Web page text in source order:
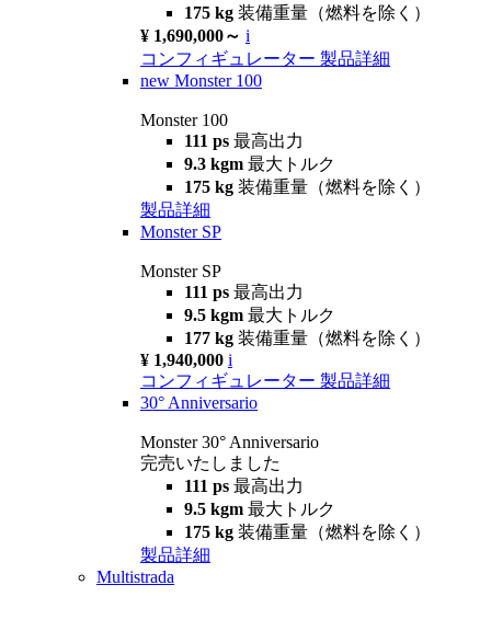
175 kg 装備重量（燃料を除く）
¥ 1,690,000～ i
コンフィギュレーター 製品詳細
new Monster 100
Monster 100
111 ps 最高出力
9.3 kgm 最大トルク
175 kg 装備重量（燃料を除く）
製品詳細
Monster SP
Monster SP
111 ps 最高出力
9.5 kgm 最大トルク
177 kg 装備重量（燃料を除く）
¥ 1,940,000 i
コンフィギュレーター 製品詳細
30° Anniversario
Monster 30° Anniversario
完売いたしました
111 ps 最高出力
9.5 kgm 最大トルク
175 kg 装備重量（燃料を除く）
製品詳細
Multistrada